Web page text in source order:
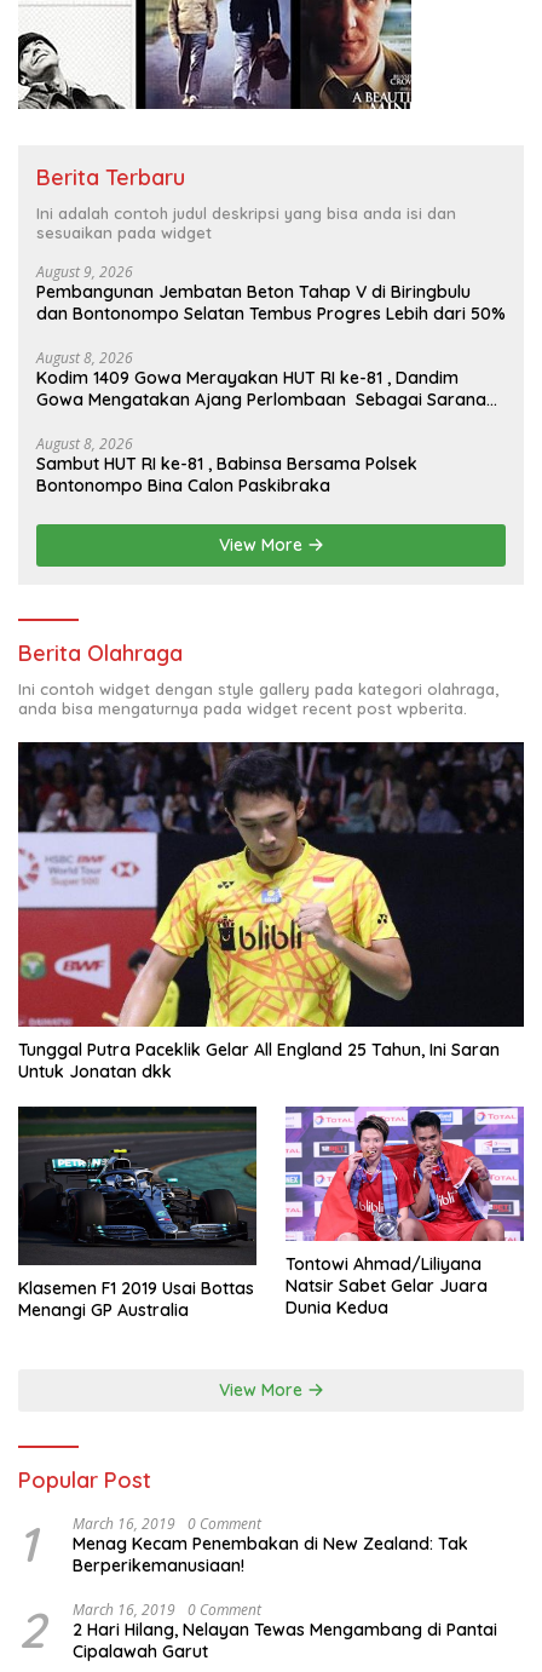
Berita Terbaru
Ini adalah contoh judul deskripsi yang bisa anda isi dan
sesuaikan pada widget
August 9, 2026
Pembangunan Jembatan Beton Tahap V di Biringbulu
dan Bontonompo Selatan Tembus Progres Lebih dari 50%
August 8, 2026
Kodim 1409 Gowa Merayakan HUT RI ke-81 , Dandim
Gowa Mengatakan Ajang Perlombaan Sebagai Sarana
August 8, 2026
Sambut HUT RI ke-81 , Babinsa Bersama Polsek
View More
Berita Olahraga
Ini contoh widget dengan style gallery pada kategori olahraga,
anda bisa mengaturnya pada widget recent post wpberita.
Tunggal Putra Paceklik Gelar All England 25 Tahun, Ini Saran
Untuk Jonatan dkk
Klasemen F1 2019 Usai Bottas
Menangi GP Australia
Tontowi Ahmad/Liliyana
Natsir Sabet Gelar Juara
Dunia Kedua
View More
Popular Post
1 March 16, 2019 0 Comment
Menag Kecam Penembakan di New Zealand: Tak
Berperikemanusiaan!
2 March 16, 2019 0 Comment
2 Hari Hilang, Nelayan Tewas Mengambang di Pantai
Cipalawah Garut